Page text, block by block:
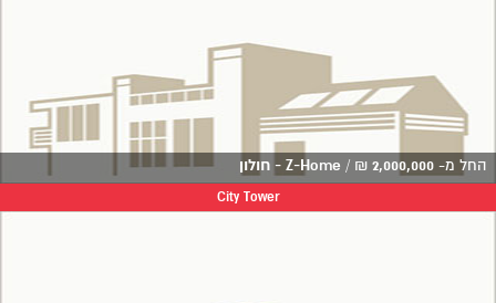
החל מ- 2,000,000
₪
/ Z-Home - חולון
City Tower